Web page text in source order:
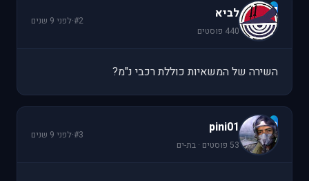
ל לביא
440 פוסטים
#2
·לפני 9 שנים
השירה של המשאיות כוללת רכבי נ"מ?
p
pini01
53 פוסטים · בת-ים
#3
·לפני 9 שנים